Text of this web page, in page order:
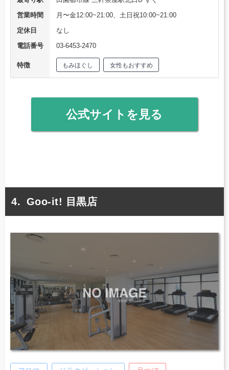
営業時間
月〜金12:00~21:00、土日祝10:00~21:00
定休日
なし
電話番号
03-6453-2470
特徴 もみほぐし 女性もおすすめ
公式サイトを見る
Goo-it! 目黒店